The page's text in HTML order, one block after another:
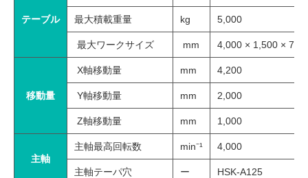
テーブル 最大積載重量 kg 5,000
最大ワークサイズ mm 4,000 × 1,500 × 700
移動量
X軸移動量 mm 4,200
Y軸移動量 mm 2,000
Z軸移動量 mm 1,000
主軸
主軸最高回転数 min⁻¹ 4,000
主軸テーパ穴 ー HSK-A125